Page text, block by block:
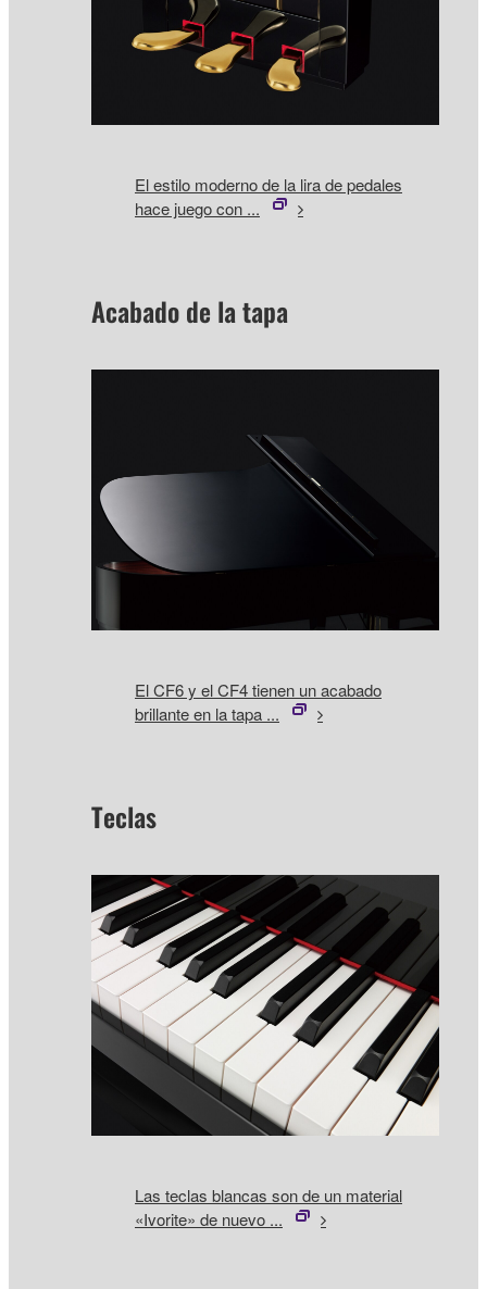
El estilo moderno de la lira de pedales
hace juego con ...
Acabado de la tapa
El CF6 y el CF4 tienen un acabado
brillante en la tapa ...
Teclas
Las teclas blancas son de un material
«Ivorite» de nuevo ...